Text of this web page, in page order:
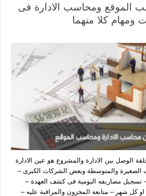
الموقع ومحاسب الادارة فى
ومهام كلا منهما
الوصل بين الادارة والمشروع هو عين الادارة
الصغيرة والمتوسطة وبعض الشركات الكبرى –
– تسجيل مصاريفه اليومية فى كشف العهدة –
العهدة كل 15 يوم او كل شهر – متابعة المخزون والمراقبة عليه –